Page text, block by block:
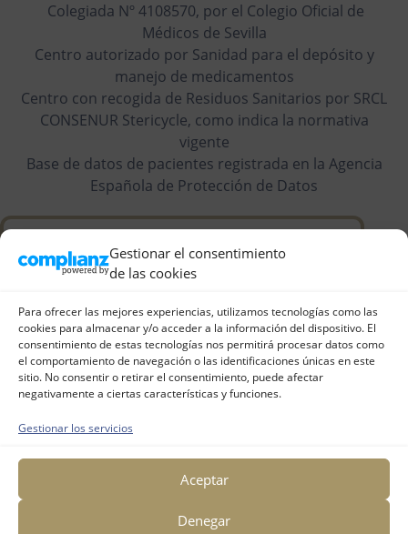
Gestionar el consentimiento
de las cookies
Para ofrecer las mejores experiencias, utilizamos tecnologías como las
cookies para almacenar y/o acceder a la información del dispositivo. El
consentimiento de estas tecnologías nos permitirá procesar datos como
el comportamiento de navegación o las identificaciones únicas en este
sitio. No consentir o retirar el consentimiento, puede afectar
negativamente a ciertas características y funciones.
Gestionar los servicios
Aceptar
Denegar
Colegiada Nº 4108570, por el Colegio Oficial de
Médicos de Sevilla
Centro autorizado por Sanidad para el depósito y
manejo de medicamentos
Centro con recogida de Residuos Sanitarios por SRCL
CONSENUR Stericycle, como indica la normativa
vigente
Base de datos de pacientes registrada en la Agencia
Española de Protección de Datos
Déjanos tu reseña en
Antes de irte, danos tus 5 estrellas y déjanos tu
reseña en Google.
Para nosotros es importante tu valoración.